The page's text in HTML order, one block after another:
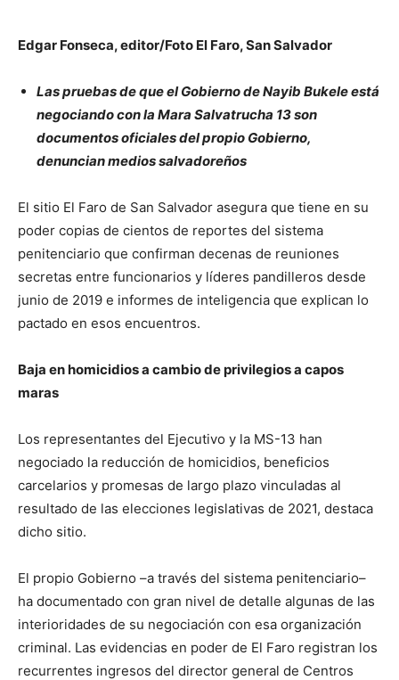
Edgar Fonseca, editor/Foto El Faro, San Salvador
Las pruebas de que el Gobierno de Nayib Bukele está
negociando con la Mara Salvatrucha 13 son
documentos oficiales del propio Gobierno,
denuncian medios salvadoreños
El sitio El Faro de San Salvador asegura que tiene en su
poder copias de cientos de reportes del sistema
penitenciario que confirman decenas de reuniones
secretas entre funcionarios y líderes pandilleros desde
junio de 2019 e informes de inteligencia que explican lo
pactado en esos encuentros.
Baja en homicidios a cambio de privilegios a capos
maras
Los representantes del Ejecutivo y la MS-13 han
negociado la reducción de homicidios, beneficios
carcelarios y promesas de largo plazo vinculadas al
resultado de las elecciones legislativas de 2021, destaca
dicho sitio.
El propio Gobierno –a través del sistema penitenciario–
ha documentado con gran nivel de detalle algunas de las
interioridades de su negociación con esa organización
criminal. Las evidencias en poder de El Faro registran los
recurrentes ingresos del director general de Centros